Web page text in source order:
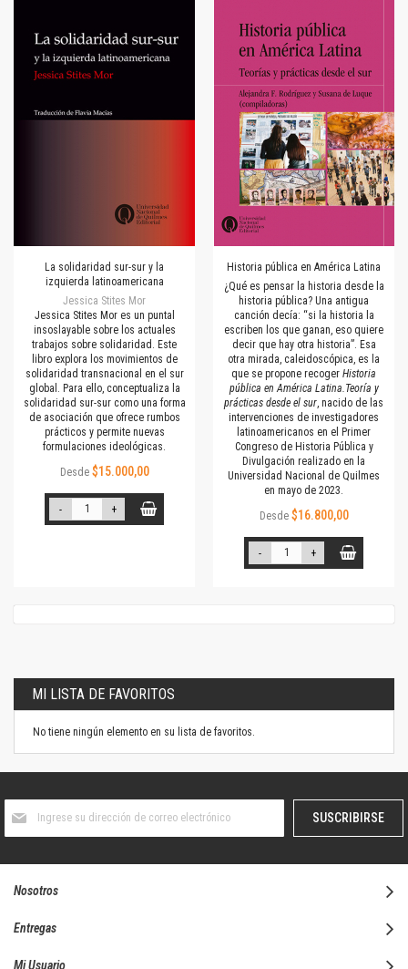
La solidaridad sur-sur y la
izquierda latinoamericana
Jessica Stites Mor
Jessica Stites Mor es un puntal
insoslayable sobre los actuales
trabajos sobre solidaridad. Este
libro explora los movimientos de
solidaridad transnacional en el sur
global. Para ello, conceptualiza la
solidaridad sur-sur como una forma
de asociación que ofrece rumbos
prácticos y permite nuevas
formulaciones ideológicas.
Desde $15.000,00
- +
Historia pública en América Latina
¿Qué es pensar la historia desde la
historia pública? Una antigua
canción decía: “si la historia la
escriben los que ganan, eso quiere
decir que hay otra historia”. Esa
otra mirada, caleidoscópica, es la
que se propone recoger Historia
pública en América Latina.Teoría y
prácticas desde el sur, nacido de las
intervenciones de investigadores
latinoamericanos en el Primer
Congreso de Historia Pública y
Divulgación realizado en la
Universidad Nacional de Quilmes
en mayo de 2023.
Desde $16.800,00
- +
MI LISTA DE FAVORITOS
No tiene ningún elemento en su lista de favoritos.
boletín
SUSCRIBIRSE
Nosotros
Entregas
Mi Usuario